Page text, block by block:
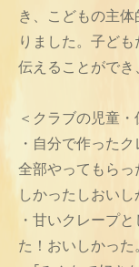
き、こどもの主
りました。子ど
伝えることができ
＜クラブの児童
・自分で作った
全部やってもら
しかったしおいし
・甘いクレープ
た！おいしかった